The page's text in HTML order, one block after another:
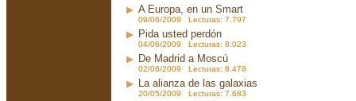
A Europa, en un Smart
09/06/2009 Lecturas: 7.797
Pida usted perdón
04/06/2009 Lecturas: 8.023
De Madrid a Moscú
02/06/2009 Lecturas: 8.478
La alianza de las galaxias
20/05/2009 Lecturas: 7.683